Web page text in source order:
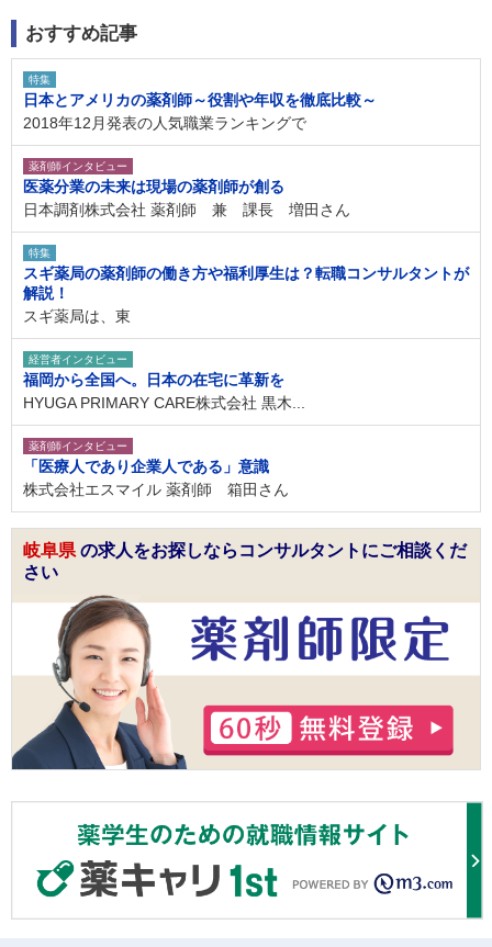
おすすめ記事
特集
日本とアメリカの薬剤師～役割や年収を徹底比較～
2018年12月発表の人気職業ランキングで
薬剤師インタビュー
医薬分業の未来は現場の薬剤師が創る
日本調剤株式会社 薬剤師 兼 課長 増田さん
特集
スギ薬局の薬剤師の働き方や福利厚生は？転職コンサルタントが
解説！
スギ薬局は、東
経営者インタビュー
福岡から全国へ。日本の在宅に革新を
HYUGA PRIMARY CARE株式会社 黒木...
薬剤師インタビュー
「医療人であり企業人である」意識
株式会社エスマイル 薬剤師 箱田さん
岐阜県 の求人をお探しならコンサルタントにご相談くだ
さい